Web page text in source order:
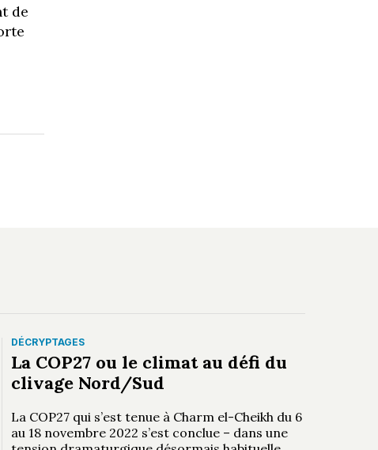
de
DÉCRYPTAGES
La COP27 ou le climat au défi du
clivage Nord/Sud
La COP27 qui s’est tenue à Charm el-Cheikh du 6
au 18 novembre 2022 s’est conclue – dans une